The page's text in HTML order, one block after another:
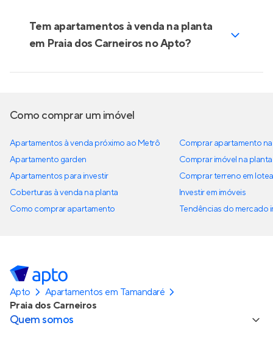
Tem apartamentos à venda na planta
em Praia dos Carneiros no Apto?
Como comprar um imóvel
Apartamentos à venda próximo ao Metrô
Apartamento garden
Apartamentos para investir
Coberturas à venda na planta
Como comprar apartamento
Comprar apartamento
Comprar imóvel na planta
Comprar terreno em
Investir em imóveis
Tendências do mercado
Apto
Apartamentos em Tamandaré
Praia dos Carneiros
Quem somos